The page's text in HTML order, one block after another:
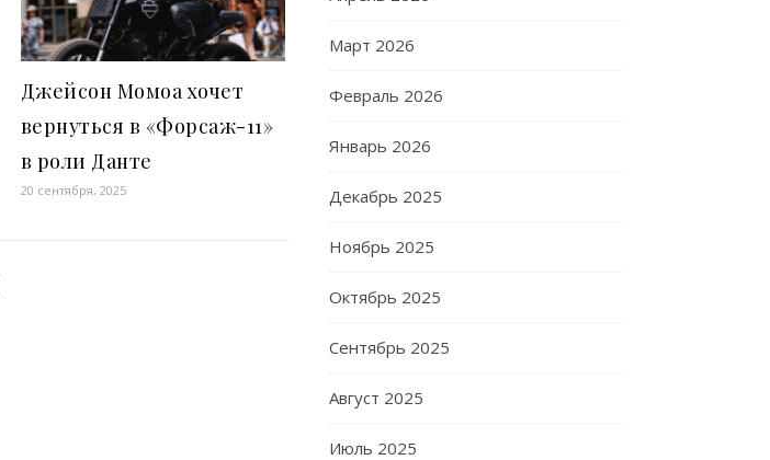
Джейсон Момоа хочет
вернуться в «Форсаж-11»
в роли Данте
20 сентября, 2025
Март 2026
Февраль 2026
Январь 2026
Декабрь 2025
Ноябрь 2025
Октябрь 2025
Сентябрь 2025
Август 2025
Июль 2025